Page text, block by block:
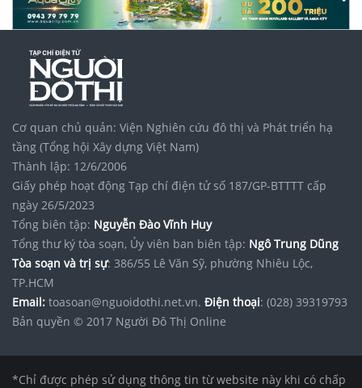
Cơ quan chủ quản: Viện Nghiên cứu đô thị và Phát triển hạ
tầng (Tổng hội Xây dựng Việt Nam)
Thành lập: 12/6/2006
Giấy phép hoạt động Tạp chí điện tử số 187/GP-BTTTT cấp
ngày 26/5/2023
Tổng biên tập: Nguyễn Đào Vĩnh Huy
Tổng thư ký tòa soạn, Ủy viên ban biên tập: Ngô Trung Dũng
Tòa soạn và trị sự: 386/55 Lê Văn Sỹ, phường Nhiêu Lộc,
TP.HCM
Email: toasoan@nguoidothi.net.vn. Điện thoại: (028) 39319793
Bản quyền © 2017 Người Đô Thị Online
*Chỉ được phép sử dụng thông tin từ website này khi có chấp